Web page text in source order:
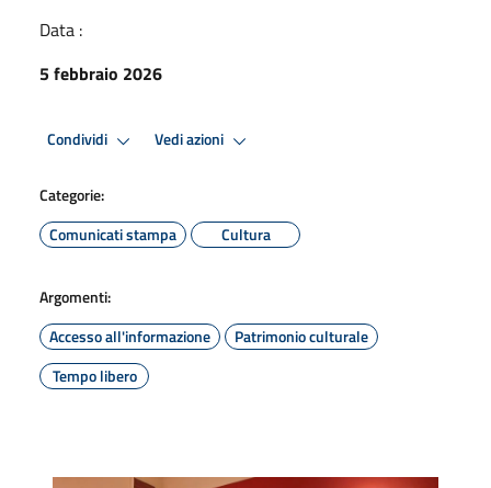
Data :
5 febbraio 2026
Condividi Vedi azioni
Categorie:
Comunicati stampa
Cultura
Argomenti:
Accesso all'informazione
Patrimonio culturale
Tempo libero